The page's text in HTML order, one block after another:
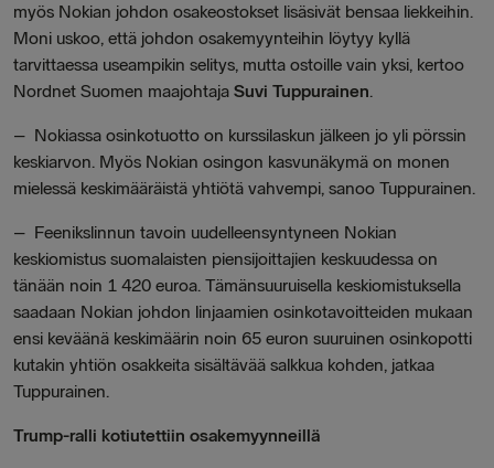
myös Nokian johdon osakeostokset lisäsivät bensaa liekkeihin.
Moni uskoo, että johdon osakemyynteihin löytyy kyllä
tarvittaessa useampikin selitys, mutta ostoille vain yksi, kertoo
Nordnet Suomen maajohtaja Suvi Tuppurainen.
– Nokiassa osinkotuotto on kurssilaskun jälkeen jo yli pörssin
keskiarvon. Myös Nokian osingon kasvunäkymä on monen
mielessä keskimääräistä yhtiötä vahvempi, sanoo Tuppurainen.
– Feenikslinnun tavoin uudelleensyntyneen Nokian
keskiomistus suomalaisten piensijoittajien keskuudessa on
tänään noin 1 420 euroa. Tämänsuuruisella keskiomistuksella
saadaan Nokian johdon linjaamien osinkotavoitteiden mukaan
ensi keväänä keskimäärin noin 65 euron suuruinen osinkopotti
kutakin yhtiön osakkeita sisältävää salkkua kohden, jatkaa
Tuppurainen.
Trump-ralli kotiutettiin osakemyynneillä